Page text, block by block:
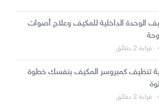
الوحدة الداخلية للمكيف وعلاج أصوات
2 دقائق
تنظيف كمبروسر المكيف بنفسك خطوة
2 دقائق